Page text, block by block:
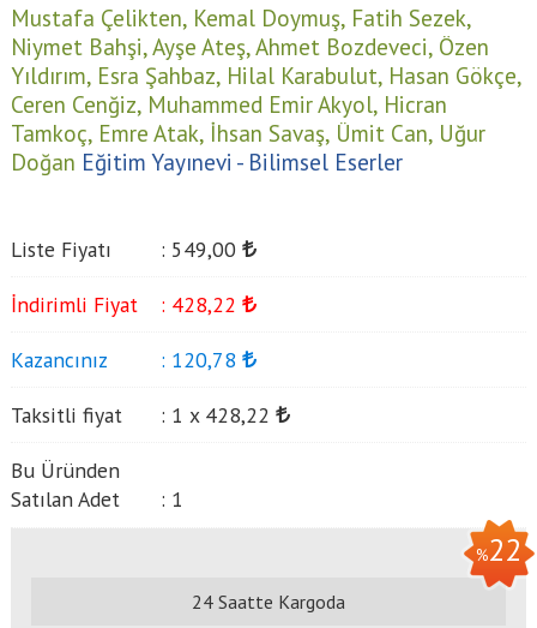
Mustafa Çelikten, Kemal Doymuş, Fatih Sezek,
Niymet Bahşi,Ayşe Ateş,Ahmet Bozdeveci, Özen
Yıldırım, Esra Şahbaz, Hilal Karabulut, Hasan Gökçe,
Ceren Cenğiz, Muhammed Emir Akyol, Hicran
Tamkoç, Emre Atak, İhsan Savaş, Ümit Can, Uğur
Doğan Eğitim Yayınevi - Bilimsel Eserler
Liste Fiyatı : 549,00
İndirimli Fiyat : 428,22
Kazancınız : 120,78
Taksitli fiyat : 1 x 428,22
Bu Üründen
Satılan Adet
: 1
%22
24 Saatte Kargoda